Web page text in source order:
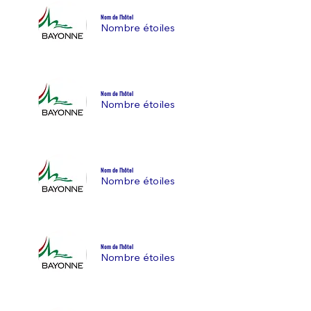
Nom de l'hôtel
Nombre étoiles
Nom de l'hôtel
Nombre étoiles
Nom de l'hôtel
Nombre étoiles
Nom de l'hôtel
Nombre étoiles